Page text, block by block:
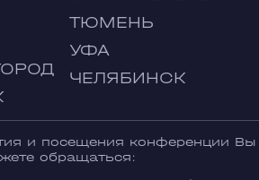
ТЮМЕНЬ
УФА
ЧЕЛЯБИНСК
и посещения конференции Вы
обращаться: